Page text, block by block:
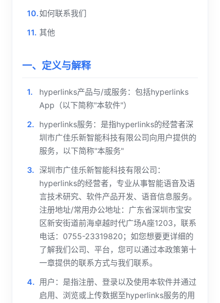
如何联系我们
其他
一、定义与解释
hyperlinks产品与/或服务：包括hyperlinks
App（以下简称"本软件"）
hyperlinks服务：是指hyperlinks的经营者深
圳市广佳乐新智能科技有限公司向用户提供的
服务，以下简称"本服务"
深圳市广佳乐新智能科技有限公司：
hyperlinks的经营者，专业从事智能语音及语
言技术研究、软件产品开发、语音信息服务。
注册地址/常用办公地址：广东省深圳市宝安
区新安街道前海卓越时代广场A座1203，联系
电话：0755-23319820；如您想要更详细的
了解我们公司、平台，您可以通过本政策第十
一章提供的联系方式与我们联系。
用户：是指注册、登录以及使用本软件并通过
启用、浏览或上传数据至hyperlinks服务的用